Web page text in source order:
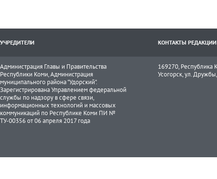
УЧРЕДИТЕЛИ КОНТАКТЫ РЕДАКЦИИ
Администрация Главы и Правительства
Республики Коми, Администрация
муниципального района "Удорский".
Зарегистрирована Управлением федеральной
службы по надзору в сфере связи,
информационных технологий и массовых
коммуникаций по Республике Коми ПИ №
ТУ-00356 от 06 апреля 2017 года
169270, Республика
Усогорск, ул.